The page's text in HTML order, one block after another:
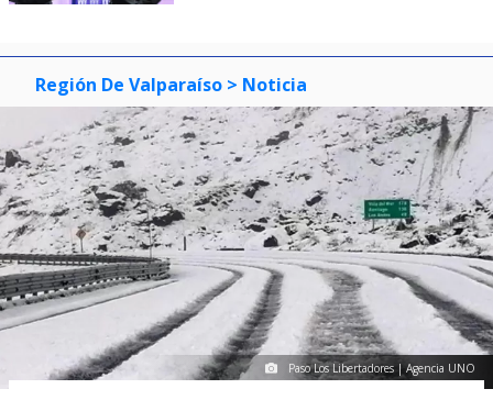
Región De Valparaíso > Noticia
Paso Los Libertadores | Agencia UNO